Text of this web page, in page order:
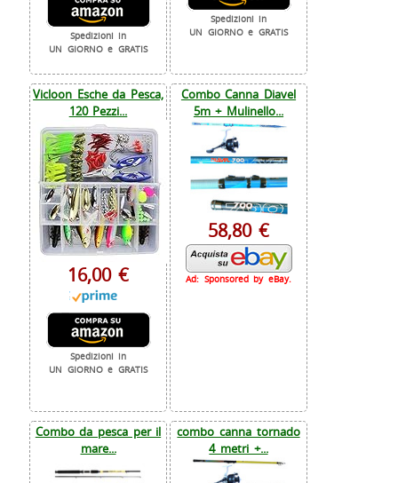
Spedizioni in
UN GIORNO e GRATIS
Spedizioni in
UN GIORNO e GRATIS
Vicloon Esche da Pesca,
120 Pezzi...
16,00 €
Spedizioni in
UN GIORNO e GRATIS
Combo Canna Diavel
5m + Mulinello...
58,80 €
Ad: Sponsored by eBay.
Combo da pesca per il
mare...
combo canna tornado
4 metri +...